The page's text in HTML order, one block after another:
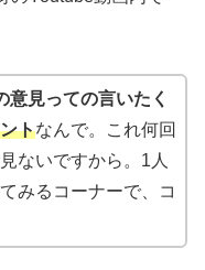
意見っての言いたく
トなんで。これ何回
ないですから。1人
みるコーナーで、コ